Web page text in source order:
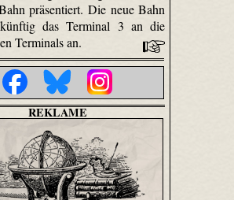
präsentiert. Die neue Bahn
das Terminal 3 an die
Terminals an.
REKLAME